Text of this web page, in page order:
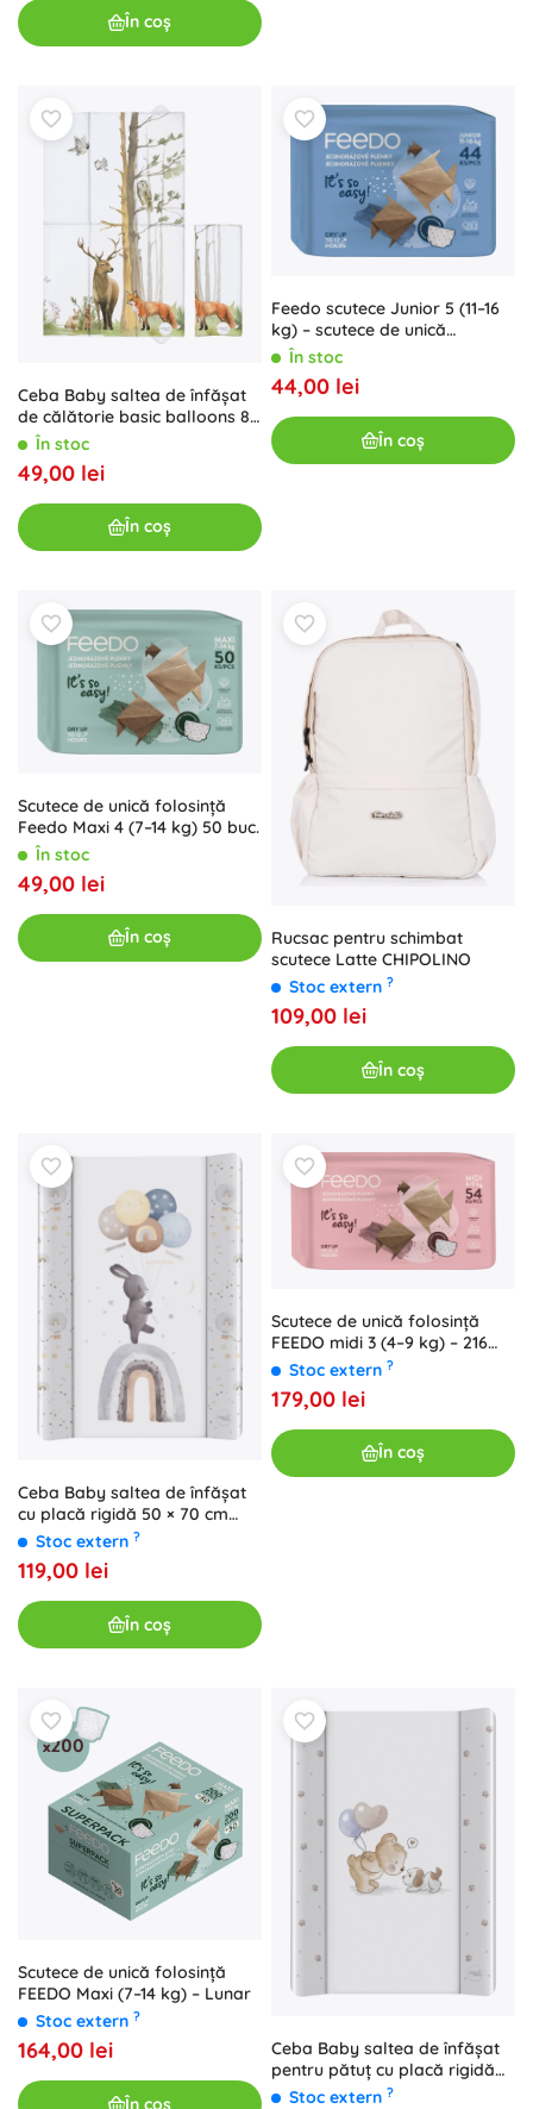
În coș
Ceba Baby saltea de înfășat
de călătorie basic balloons 80
× 50 cm
În stoc
49,00 lei
În coș
Feedo scutece Junior 5 (11–16
kg) – scutece de unică
folosință pentru copii, 44 buc
În stoc
44,00 lei
În coș
Scutece de unică folosință
Feedo Maxi 4 (7–14 kg) 50 buc.
În stoc
49,00 lei
În coș
Rucsac pentru schimbat
scutece Latte CHIPOLINO
Stoc extern ?
109,00 lei
În coș
Ceba Baby saltea de înfășat
cu placă rigidă 50 × 70 cm
Basic Rainbow Walk
Stoc extern ?
119,00 lei
În coș
Scutece de unică folosință
FEEDO midi 3 (4–9 kg) – 216
buc.Stoc extern ?
179,00 lei
În coș
Scutece de unică folosință
FEEDO Maxi (7–14 kg) – Lunar
Stoc extern ?
164,00 lei
În coș
Ceba Baby saltea de înfășat
pentru pătuț cu placă rigidă
Ultra Light Friends Forever 50
Stoc extern ?